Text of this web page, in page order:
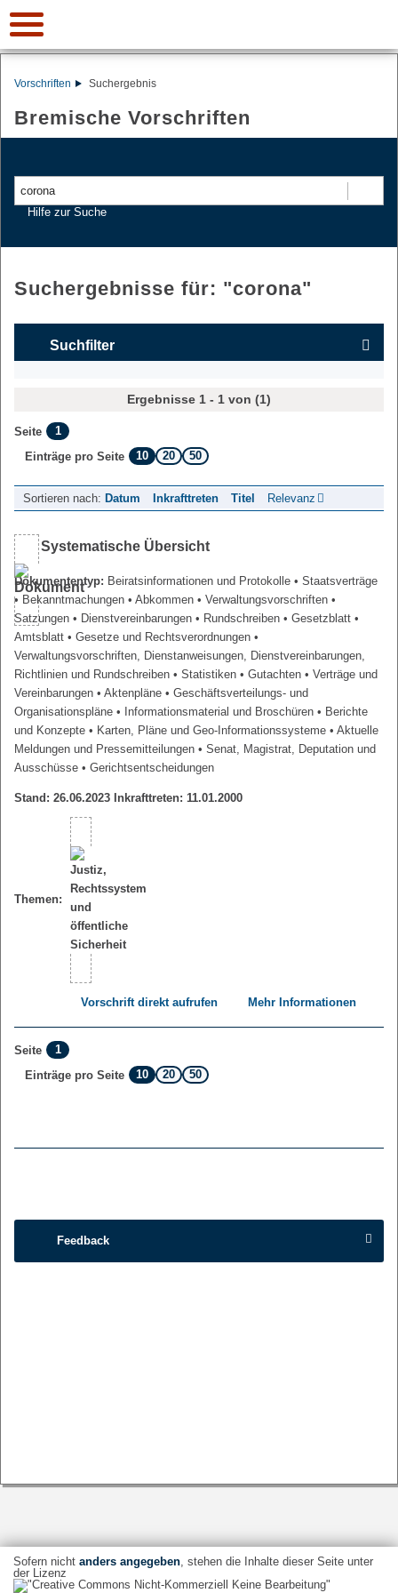
Vorschriften Suchergebnis
Bremische Vorschriften
Hilfe zur Suche
Suchergebnisse für: "corona"
Suchfilter
Ergebnisse 1 - 1 von (1)
Seite
1
Einträge pro Seite
10 20 50
Sortieren nach: Datum Inkrafttreten Titel Relevanz
Systematische Übersicht
Dokumententyp: Beiratsinformationen und Protokolle • Staatsverträge
• Bekanntmachungen • Abkommen • Verwaltungsvorschriften •
Satzungen • Dienstvereinbarungen • Rundschreiben • Gesetzblatt •
Amtsblatt • Gesetze und Rechtsverordnungen •
Verwaltungsvorschriften, Dienstanweisungen, Dienstvereinbarungen,
Richtlinien und Rundschreiben • Statistiken • Gutachten • Verträge und
Vereinbarungen • Aktenpläne • Geschäftsverteilungs- und
Organisationspläne • Informationsmaterial und Broschüren • Berichte
und Konzepte • Karten, Pläne und Geo-Informationssysteme • Aktuelle
Meldungen und Pressemitteilungen • Senat, Magistrat, Deputation und
Ausschüsse • Gerichtsentscheidungen
Stand: 26.06.2023 Inkrafttreten: 11.01.2000
Themen:
Vorschrift direkt aufrufen Mehr Informationen
Seite
1
Einträge pro Seite
10 20 50
Feedback
Sofern nicht anders angegeben, stehen die Inhalte dieser Seite unter
der Lizenz